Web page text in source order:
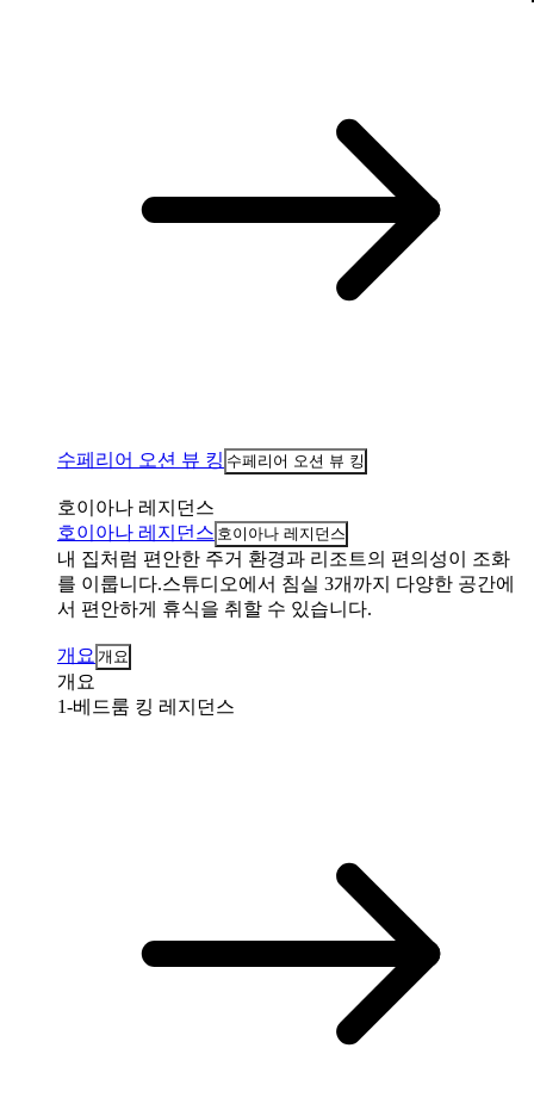
수페리어 오션 뷰 킹 수페리어 오션 뷰 킹
호이아나 레지던스
호이아나 레지던스 호이아나 레지던스
내 집처럼 편안한 주거 환경과 리조트의 편의성이 조화
를 이룹니다.스튜디오에서 침실 3개까지 다양한 공간에
서 편안하게 휴식을 취할 수 있습니다.
개요 개요
개요
1-베드룸 킹 레지던스